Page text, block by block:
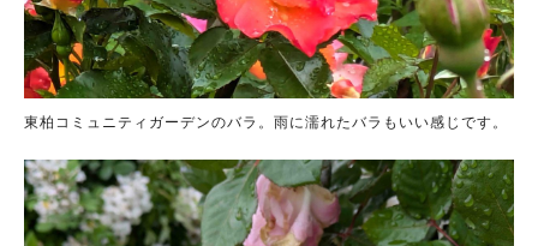
東柏コミュニティガーデンのバラ。雨に濡れたバラもいい感じです。